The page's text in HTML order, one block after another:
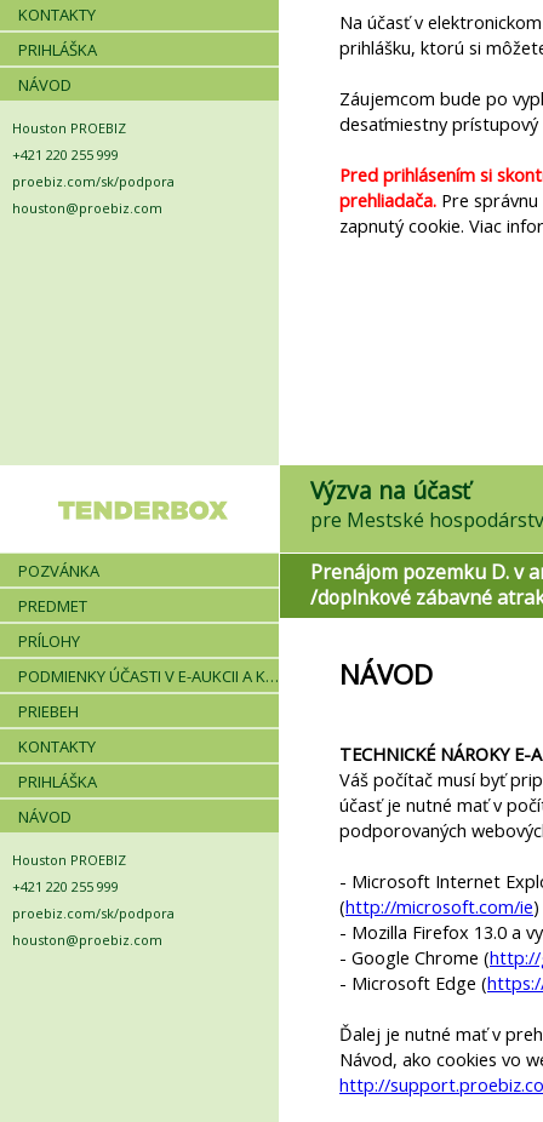
KONTAKTY
PRIHLÁŠKA
NÁVOD
Houston PROEBIZ
+421 220 255 999
proebiz.com/sk/podpora
houston@proebiz.com
Na účasť v
prihlášku, ktorú si
Záujemcom bude po
desaťmiestny prístupový
Pred prihlásením si
prehliadača. Pre
zapnutý cookie. Viac
Výzva na účasť
pre Mestské
POZVÁNKA
PREDMET
PRÍLOHY
PODMIENKY ÚČASTI V E-AUKCII A KRITÉRIÁ
PRIEBEH
KONTAKTY
PRIHLÁŠKA
NÁVOD
Houston PROEBIZ
+421 220 255 999
proebiz.com/sk/podpora
houston@proebiz.com
Prenájom pozemku D. v
/doplnkové zábavné
NÁVOD
TECHNICKÉ NÁROKY E-
Váš počítač musí byť
účasť je nutné mať v
podporovaných
- Microsoft Internet
(http://microsoft.com/ie)
- Mozilla Firefox 13.0 a
- Google Chrome (http://
- Microsoft Edge (
Ďalej je nutné mať v
Návod, ako cookies vo
http://